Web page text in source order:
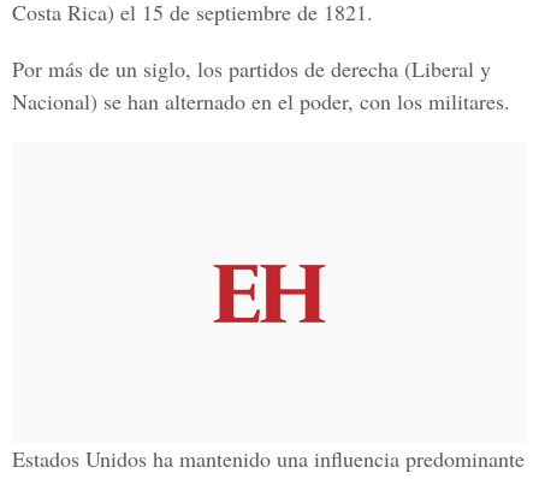
Costa Rica) el 15 de septiembre de 1821.
Por más de un siglo, los partidos de derecha (Liberal y
Nacional) se han alternado en el poder, con los militares.
Estados Unidos ha mantenido una influencia predominante